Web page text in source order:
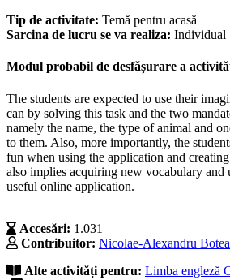
Tip de activitate: Temă pentru acasă
Sarcina de lucru se va realiza: Individual
Modul probabil de desfășurare a
The students are expected to use their
can by solving this task and the two
namely the name, the type of animal and
to them. Also, more importantly, the
fun when using the application and
also implies acquiring new vocabulary and
useful online application.
Accesări: 1.031
Contribuitor: Nicolae-Alexandru
Alte activități pentru: Limba engleză